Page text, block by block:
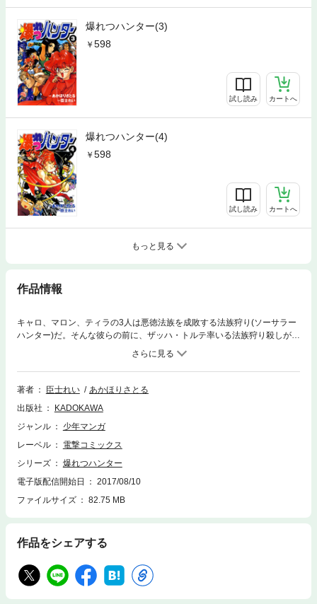
爆れつハンター(3)
598
試し読み カートへ
爆れつハンター(4)
598
試し読み カートへ
もっと見る
作品情報
キャロ、マロン、ティラの3人は悪徳法族を成敗する法族狩り(ソーサラー
ハンター)だ。そんな彼らの前に、ザッハ・トルテ率いる法族狩り殺しが現
れ、キャロたちをその圧倒的魔力で追いつめる。ミルフィーの助けで難を
逃れたキャロたちは故郷・ホーディックへ。しかしザッハの魔の手はここ
にものびていた。絶体絶命のキャロたちを救ったのは彼の父、オニオンだ
った。辛くも窮地を脱した3人は、この里でザッハの正体と彼の純魔法力
著者 臣士れい
あかほりさとる
出版社
KADOKAWA
ジャンル
少年マンガ
レーベル
電撃コミックス
シリーズ
爆れつハンター
電子版配信開始日
2017/08/10
ファイルサイズ
82.75 MB
作品をシェアする